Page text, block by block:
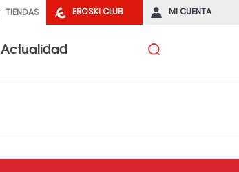
EROSKI CLUB MI CUENTA
TIENDAS
Actualidad